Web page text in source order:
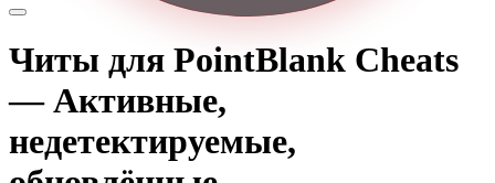
Читы для PointBlank Cheats
— Активные,
недетектируемые,